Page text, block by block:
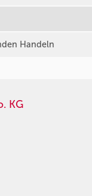
Handeln
KG